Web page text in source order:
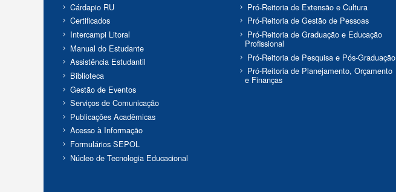
Cárdapio RU
Certificados
Intercampi Litoral
Manual do Estudante
Assistência Estudantil
Biblioteca
Gestão de Eventos
Serviços de Comunicação
Publicações Acadêmicas
Acesso à Informação
Formulários SEPOL
Núcleo de Tecnologia Educacional
Pró-Reitoria de Extensão e Cultura
Pró-Reitoria de Gestão de Pessoas
Pró-Reitoria de Graduação e Educação
Profissional
Pró-Reitoria de Pesquisa e Pós-Graduação
Pró-Reitoria de Planejamento, Orçamento
e Finanças